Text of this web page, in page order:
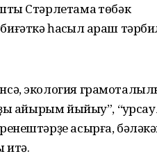
Стәрлетамаҡ төбәк
һаҡсыл ҡараш
экология
айырым йыйыу”,
асырға,
итә.